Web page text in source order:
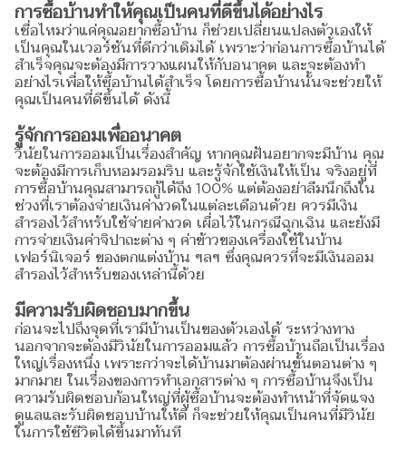
การซื้อบ้านทำให้คุณเป็นคนที่ดีขึ้นได้อย่างไร
เชื่อไหมว่าแค่คุณอยากซื้อบ้าน ก็ช่วยเปลี่ยนแปลงตัวเองให้
เป็นคุณในเวอร์ชันที่ดีกว่าเดิมได้ เพราะว่าก่อนการซื้อบ้านได้
สำเร็จคุณจะต้องมีการวางแผนให้กับอนาคต และจะต้องทำ
อย่างไรเพื่อให้ซื้อบ้านได้สำเร็จ โดยการซื้อบ้านนั้นจะช่วยให้
คุณเป็นคนที่ดีขึ้นได้ ดังนี้
รู้จักการออมเพื่ออนาคต
วินัยในการออมเป็นเรื่องสำคัญ หากคุณฝันอยากจะมีบ้าน คุณ
จะต้องมีการเก็บหอมรอมริบ และรู้จักใช้เงินให้เป็น จริงอยู่ที่
การซื้อบ้านคุณสามารถกู้ได้ถึง 100% แต่ต้องอย่าลืมนึกถึงใน
ช่วงที่เราต้องจ่ายเงินค่างวดในแต่ละเดือนด้วย ควรมีเงิน
สำรองไว้สำหรับใช้จ่ายค่างวด เผื่อไว้ในกรณีฉุกเฉิน และยังมี
การจ่ายเงินค่าจิปาถะต่าง ๆ ค่าข้าวของเครื่องใช้ในบ้าน
เฟอร์นิเจอร์ ของตกแต่งบ้าน ฯลฯ ซึ่งคุณควรที่จะมีเงินออม
สำรองไว้สำหรับของเหล่านี้ด้วย
มีความรับผิดชอบมากขึ้น
ก่อนจะไปถึงจุดที่เรามีบ้านเป็นของตัวเองได้ ระหว่างทาง
นอกจากจะต้องมีวินัยในการออมแล้ว การซื้อบ้านถือเป็นเรื่อง
ใหญ่เรื่องหนึ่ง เพราะกว่าจะได้บ้านมาต้องผ่านขั้นตอนต่าง ๆ
มากมาย ในเรื่องของการทำเอกสารต่าง ๆ การซื้อบ้านจึงเป็น
ความรับผิดชอบก้อนใหญ่ที่ผู้ซื้อบ้านจะต้องทำหน้าที่จัดแจง
ดูแลและรับผิดชอบบ้านให้ดี ก็จะช่วยให้คุณเป็นคนที่มีวินัย
ในการใช้ชีวิตได้ขึ้นมาทันที